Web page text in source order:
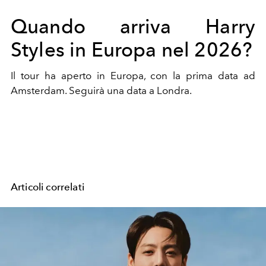
Quando arriva Harry
Styles in Europa nel 2026?
Il tour ha aperto in Europa, con la prima data ad
Amsterdam. Seguirà una data a Londra.
Articoli correlati